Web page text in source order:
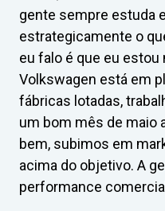
gente sempre estuda
estrategicamente o
eu falo é que eu
Volkswagen está em
fábricas lotadas,
um bom mês de maio
bem, subimos em
acima do objetivo. A
performance